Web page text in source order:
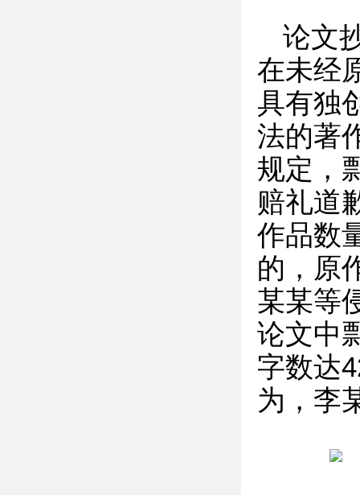
论文
在未经
具有独
法的著
规定，
赔礼道
作品数
的，原
某某等
论文中
字数达
为，李